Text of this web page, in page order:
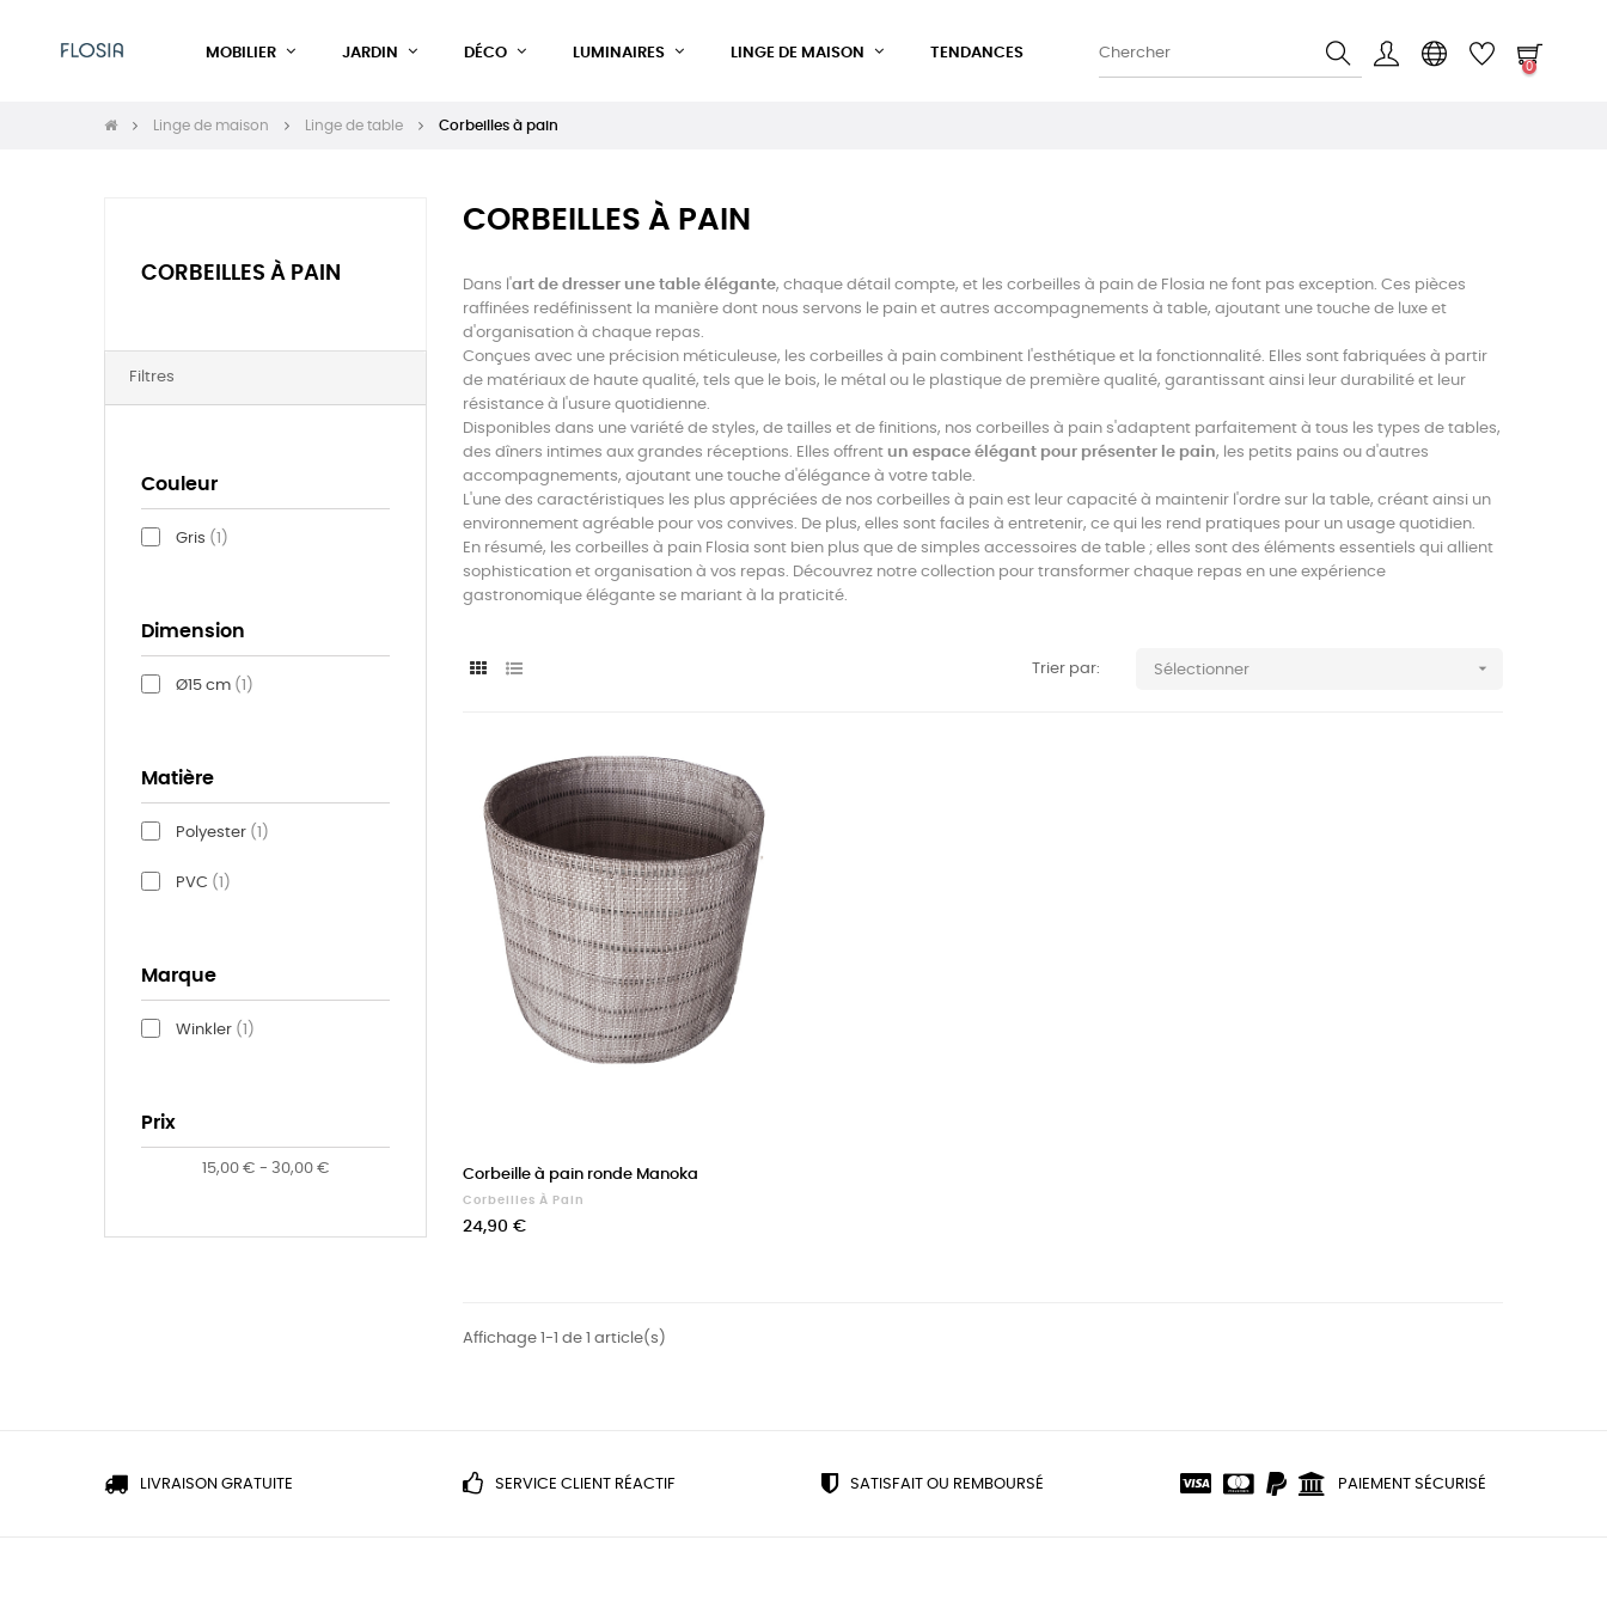
MOBILIER JARDIN DÉCO LUMINAIRES LINGE DE MAISON TENDANCES
0
Linge de maison Linge de table Corbeilles à pain
CORBEILLES À PAIN
Filtres
Couleur
Gris (1)
Dimension
Ø15 cm (1)
Matière
Polyester (1)
PVC (1)
Marque
Winkler (1)
Prix
15,00 € - 30,00 €
CORBEILLES À PAIN
Dans l'art de dresser une table élégante, chaque détail compte, et les corbeilles à pain de Flosia ne font pas exception. Ces pièces
raffinées redéfinissent la manière dont nous servons le pain et autres accompagnements à table, ajoutant une touche de luxe et
d'organisation à chaque repas.
Conçues avec une précision méticuleuse, les corbeilles à pain combinent l'esthétique et la fonctionnalité. Elles sont fabriquées à partir
de matériaux de haute qualité, tels que le bois, le métal ou le plastique de première qualité, garantissant ainsi leur durabilité et leur
résistance à l'usure quotidienne.
Disponibles dans une variété de styles, de tailles et de finitions, nos corbeilles à pain s'adaptent parfaitement à tous les types de tables,
des dîners intimes aux grandes réceptions. Elles offrent un espace élégant pour présenter le pain, les petits pains ou d'autres
accompagnements, ajoutant une touche d'élégance à votre table.
L'une des caractéristiques les plus appréciées de nos corbeilles à pain est leur capacité à maintenir l'ordre sur la table, créant ainsi un
environnement agréable pour vos convives. De plus, elles sont faciles à entretenir, ce qui les rend pratiques pour un usage quotidien.
En résumé, les corbeilles à pain Flosia sont bien plus que de simples accessoires de table ; elles sont des éléments essentiels qui allient
sophistication et organisation à vos repas. Découvrez notre collection pour transformer chaque repas en une expérience
gastronomique élégante se mariant à la praticité.
Trier par: Sélectionner 
Corbeille à pain ronde Manoka
Corbeilles À Pain
Prix
24,90 €
Affichage 1-1 de 1 article(s)
LIVRAISON GRATUITE SERVICE CLIENT RÉACTIF SATISFAIT OU REMBOURSÉ PAIEMENT SÉCURISÉ